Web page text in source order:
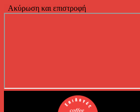
Ακύρωση και επιστροφή